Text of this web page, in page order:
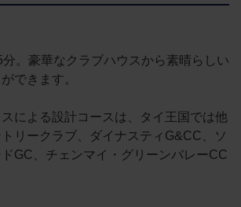
。豪華なクラブハウスから素晴らしい
できます。
による設計コースは、タイ王国では他
リークラブ、ダイナスティG&CC、ソ
GC、チェンマイ・グリーンバレーCC